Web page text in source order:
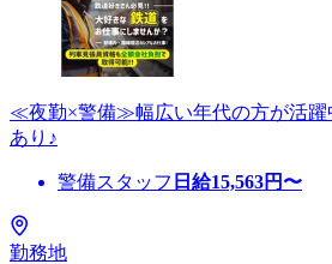
≪夜勤×警備≫幅広い年代の方が活躍
あり♪
警備スタッフ 日給15,563円〜
勤務地